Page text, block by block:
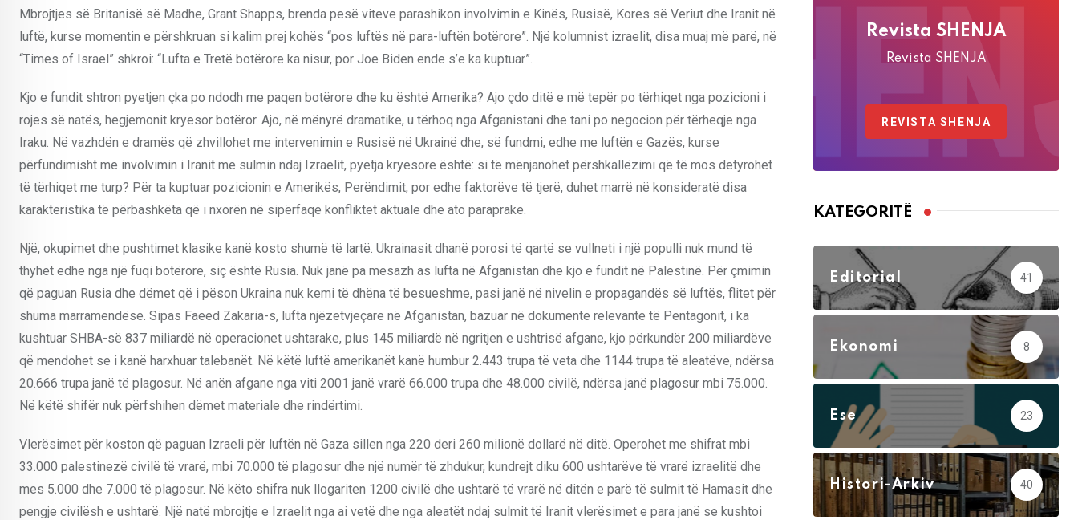
Mbrojtjes së Britanisë së Madhe, Grant Shapps, brenda pesë viteve parashikon involvimin e Kinës, Rusisë, Kores së Veriut dhe Iranit në
luftë, kurse momentin e përshkruan si kalim prej kohës “pos luftës në para-luftën botërore”. Një kolumnist izraelit, disa muaj më parë, në
“Times of Israel” shkroi: “Lufta e Tretë botërore ka nisur, por Joe Biden ende s’e ka kuptuar”.
Kjo e fundit shtron pyetjen çka po ndodh me paqen botërore dhe ku është Amerika? Ajo çdo ditë e më tepër po tërhiqet nga pozicioni i
rojes së natës, hegjemonit kryesor botëror. Ajo, në mënyrë dramatike, u tërhoq nga Afganistani dhe tani po negocion për tërheqje nga
Iraku. Në vazhdën e dramës që zhvillohet me intervenimin e Rusisë në Ukrainë dhe, së fundmi, edhe me luftën e Gazës, kurse
përfundimisht me involvimin i Iranit me sulmin ndaj Izraelit, pyetja kryesore është: si të mënjanohet përshkallëzimi që të mos detyrohet
të tërhiqet me turp? Për ta kuptuar pozicionin e Amerikës, Perëndimit, por edhe faktorëve të tjerë, duhet marrë në konsideratë disa
karakteristika të përbashkëta që i nxorën në sipërfaqe konfliktet aktuale dhe ato paraprake.
Një, okupimet dhe pushtimet klasike kanë kosto shumë të lartë. Ukrainasit dhanë porosi të qartë se vullneti i një populli nuk mund të
thyhet edhe nga një fuqi botërore, siç është Rusia. Nuk janë pa mesazh as lufta në Afganistan dhe kjo e fundit në Palestinë. Për çmimin
që paguan Rusia dhe dëmet që i pëson Ukraina nuk kemi të dhëna të besueshme, pasi janë në nivelin e propagandës së luftës, flitet për
shuma marramendëse. Sipas Faeed Zakaria-s, lufta njëzetvjeçare në Afganistan, bazuar në dokumente relevante të Pentagonit, i ka
kushtuar SHBA-së 837 miliardë në operacionet ushtarake, plus 145 miliardë në ngritjen e ushtrisë afgane, kjo përkundër 200 miliardëve
që mendohet se i kanë harxhuar talebanët. Në këtë luftë amerikanët kanë humbur 2.443 trupa të veta dhe 1144 trupa të aleatëve, ndërsa
20.666 trupa janë të plagosur. Në anën afgane nga viti 2001 janë vrarë 66.000 trupa dhe 48.000 civilë, ndërsa janë plagosur mbi 75.000.
Në këtë shifër nuk përfshihen dëmet materiale dhe rindërtimi.
Vlerësimet për koston që paguan Izraeli për luftën në Gaza sillen nga 220 deri 260 milionë dollarë në ditë. Operohet me shifrat mbi
33.000 palestinezë civilë të vrarë, mbi 70.000 të plagosur dhe një numër të zhdukur, kundrejt diku 600 ushtarëve të vrarë izraelitë dhe
mes 5.000 dhe 7.000 të plagosur. Në këto shifra nuk llogariten 1200 civilë dhe ushtarë të vrarë në ditën e parë të sulmit të Hamasit dhe
pengje civilësh e ushtarë. Një natë mbrojtje e Izraelit nga ai vetë dhe nga aleatët ndaj sulmit të Iranit vlerësimet e para janë se kushtoi
Revista SHENJA
Revista SHENJA
REVISTA SHENJA
KATEGORITË
Editorial 41
Ekonomi 8
Ese 23
Histori-Arkiv 40